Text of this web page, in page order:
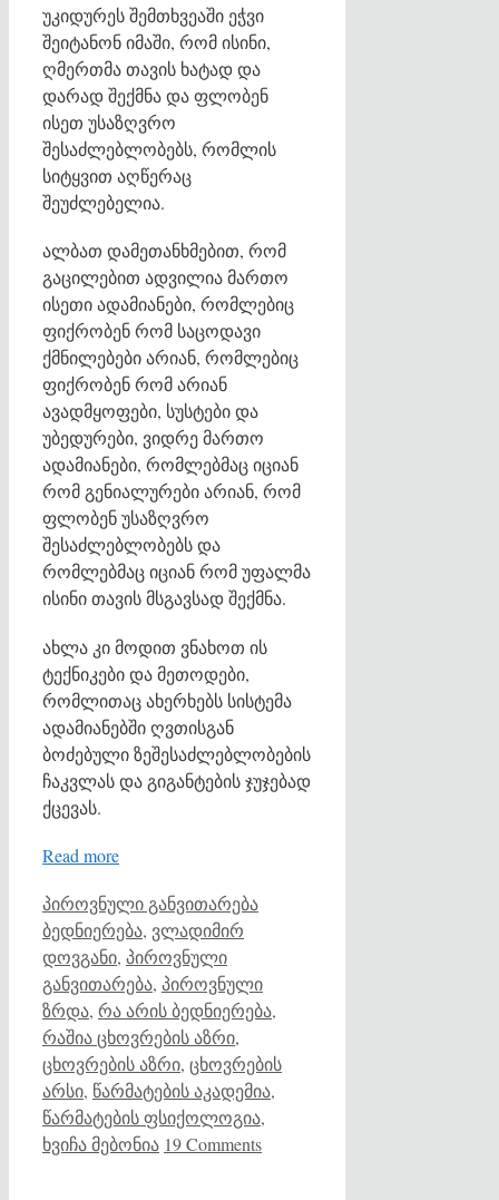
უკიდურეს შემთხვეაში ეჭვი
შეიტანონ იმაში, რომ ისინი,
ღმერთმა თავის ხატად და
დარად შექმნა და ფლობენ
ისეთ უსაზღვრო
შესაძლებლობებს, რომლის
სიტყვით აღწერაც
შეუძლებელია.
ალბათ დამეთანხმებით, რომ
გაცილებით ადვილია მართო
ისეთი ადამიანები, რომლებიც
ფიქრობენ რომ საცოდავი
ქმნილებები არიან, რომლებიც
ფიქრობენ რომ არიან
ავადმყოფები, სუსტები და
უბედურები, ვიდრე მართო
ადამიანები, რომლებმაც იციან
რომ გენიალურები არიან, რომ
ფლობენ უსაზღვრო
შესაძლებლობებს და
რომლებმაც იციან რომ უფალმა
ისინი თავის მსგავსად შექმნა.
ახლა კი მოდით ვნახოთ ის
ტექნიკები და მეთოდები,
რომლითაც ახერხებს სისტემა
ადამიანებში ღვთისგან
ბოძებული ზეშესაძლებლობების
ჩაკვლას და გიგანტების ჯუჯებად
ქცევას.
Read more
Categories
პიროვნული განვითარებაTags
ბედნიერება, ვლადიმირ
დოვგანი, პიროვნული
განვითარება, პიროვნული
ზრდა, რა არის ბედნიერება,
რაშია ცხოვრების აზრი,
ცხოვრების აზრი, ცხოვრების
არსი, წარმატების აკადემია,
წარმატების ფსიქოლოგია,
ხვიჩა მებონია 19 Comments